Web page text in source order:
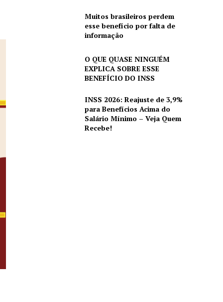
Muitos brasileiros perdem
esse benefício por falta de
informação
O QUE QUASE NINGUÉM
EXPLICA SOBRE ESSE
BENEFÍCIO DO INSS
INSS 2026: Reajuste de 3,9%
para Benefícios Acima do
Salário Mínimo – Veja Quem
Recebe!